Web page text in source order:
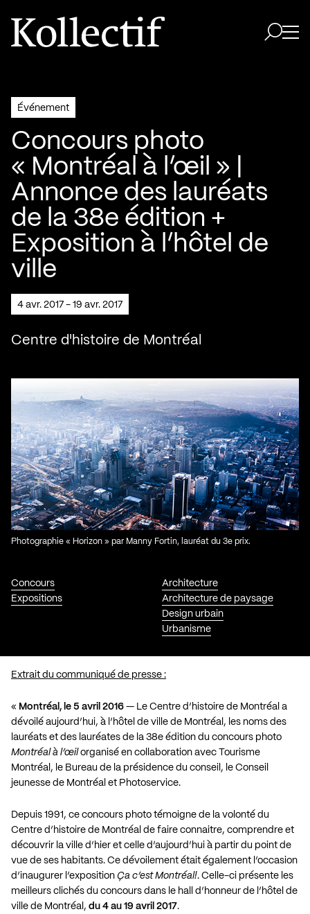
Aller à la page d'accueil
Logo Kollectif
Événement
Concours photo
« Montréal à l’œil » |
Annonce des lauréats
de la 38e édition +
Exposition à l’hôtel de
ville
4 avr. 2017 - 19 avr. 2017
Centre d'histoire de Montréal
Concours
Expositions
Architecture
Architecture de paysage
Design urbain
Urbanisme
Photographie « Horizon » par Manny Fortin, lauréat du 3e prix.
Extrait du communiqué de presse :
« Montréal, le 5 avril 2016 — Le Centre d’histoire de Montréal a
dévoilé aujourd’hui, à l’hôtel de ville de Montréal, les noms des
lauréats et des lauréates de la 38e édition du concours photo
Montréal à l’œilorganisé en collaboration avec Tourisme
Montréal, le Bureau de la présidence du conseil, le Conseil
jeunesse de Montréal et Photoservice.
Depuis 1991, ce concours photo témoigne de la volonté du
Centre d’histoire de Montréal de faire connaitre, comprendre et
découvrir la ville d’hier et celle d’aujourd’hui à partir du point de
vue de ses habitants. Ce dévoilement était également l’occasion
d’inaugurer l’exposition Ça c’est Montréal!. Celle-ci présente les
meilleurs clichés du concours dans le hall d’honneur de l’hôtel de
ville de Montréal, du 4 au 19 avril 2017.